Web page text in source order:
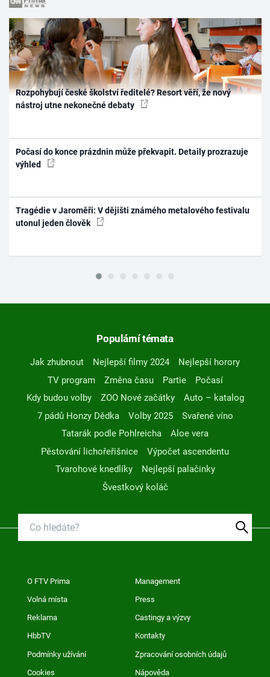
Rozpohybují české školství ředitelé? Resort věří, že nový
nástroj utne nekonečné debaty
Počasí do konce prázdnin může překvapit. Detaily prozrazuje
výhled
Tragédie v Jaroměři: V dějišti známého metalového festivalu
utonul jeden člověk
Populární témata
Jak zhubnout Nejlepší filmy 2024
Nejlepší horory
TV program
Změna času Partie
Počasí
Kdy budou volby
ZOO Nové začátky
Auto – katalog
7 pádů Honzy Dědka
Volby 2025
Svařené víno
Tatarák podle Pohlreicha
Aloe vera
Pěstování lichořeřišnice
Výpočet ascendentu
Tvarohové knedlíky
Nejlepší palačinky
Švestkový koláč
O FTV Prima Management
Volná místa Press
Reklama Castingy a výzvy
HbbTV Kontakty
Podmínky užívání Zpracování osobních údajů
Cookies Nápověda